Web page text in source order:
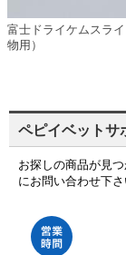
富士ドライケムスラ
物用）
ペピイベットサ
お探しの商品が見
にお問い合わせ下さ